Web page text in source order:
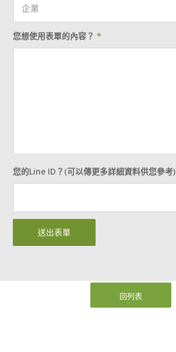
您想使用表單的內容？*
您的Line ID？(可以傳更多詳細資料供您參考)
回列表